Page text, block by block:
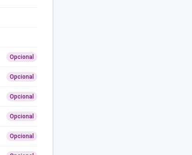
Opcional
Opcional
Opcional
Opcional
Opcional